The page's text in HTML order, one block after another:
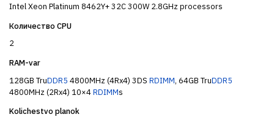
Intel Xeon Platinum 8462Y+ 32C 300W 2.8GHz processors
Количество CPU
2
RAM-var
128GB TruDDR5 4800MHz (4Rx4) 3DS RDIMM, 64GB TruDDR5
4800MHz (2Rx4) 10×4RDIMMs
Kolichestvo planok